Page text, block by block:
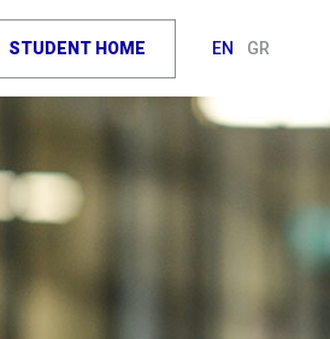
STUDENT HOME EN GR